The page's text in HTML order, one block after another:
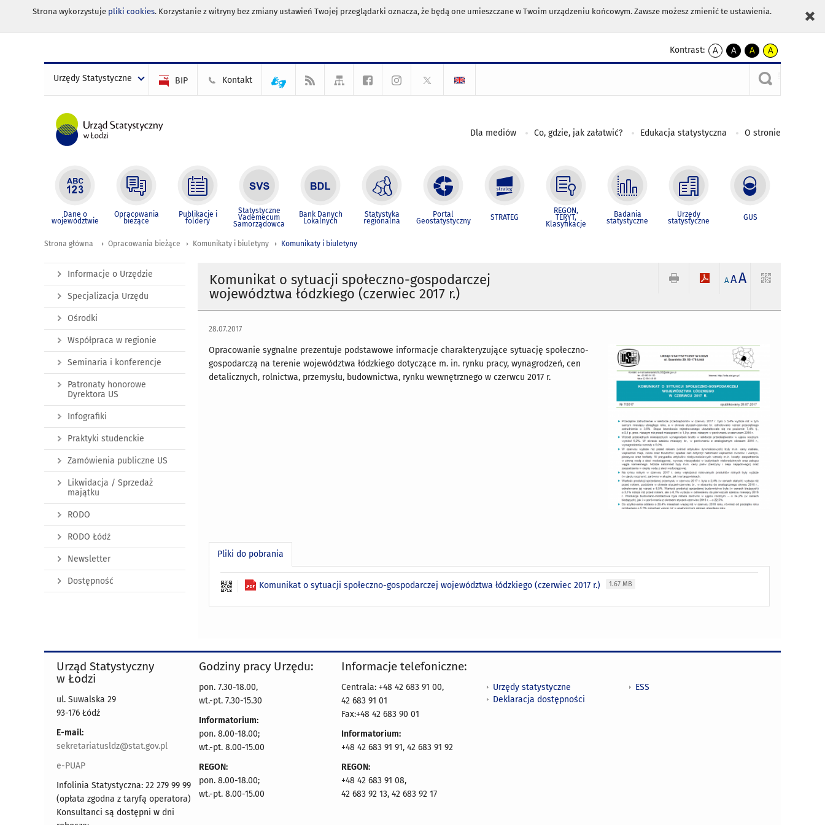
Strona wykorzystuje pliki cookies. Korzystanie z witryny bez zmiany ustawień Twojej przeglądarki oznacza, że będą one umieszczane w Twoim urządzeniu końcowym. Zawsze możesz zmienić te ustawienia.
Kontrast:
A
kontrast
A
kontrast
czarnym
A
kontrast
żółty
tekst
czarnym
A
kontrast
czarny
tekst
żółtym
Urzędy Statystyczne BIP Kontakt
Dla mediów Co, gdzie, jak załatwić? Edukacja statystyczna O stronie
Dane o
województwie
Opracowania
bieżące
Publikacje i
foldery
Statystyczne
Vademecum
Samorządowca
Bank Danych
Lokalnych
Statystyka
regionalna
Portal
Geostatystyczny STRATEG
REGON,
TERYT,
Klasyfikacje
Badania
statystyczne
Urzędy
statystyczne GUS
Strona główna Opracowania bieżące Komunikaty i biuletyny Komunikaty i biuletyny
Komunikat o sytuacji społeczno-gospodarczej
województwa łódzkiego (czerwiec 2017 r.)
A AA
28.07.2017
Opracowanie sygnalne prezentuje podstawowe informacje charakteryzujące sytuację społeczno-
gospodarczą na terenie województwa łódzkiego dotyczące m. in. rynku pracy, wynagrodzeń, cen
detalicznych, rolnictwa, przemysłu, budownictwa, rynku wewnętrznego w czerwcu 2017 r.
Pliki do pobrania
Komunikat o sytuacji społeczno-gospodarczej województwa łódzkiego (czerwiec 2017 r.) 1.67 MB
Informacje o Urzędzie
Specjalizacja Urzędu
Ośrodki
Współpraca w regionie
Seminaria i konferencje
Patronaty honorowe
Dyrektora US
Infografiki
Praktyki studenckie
Zamówienia publiczne US
Likwidacja / Sprzedaż
majątku
RODO
RODO Łódź
Newsletter
Dostępność
Urząd Statystyczny
w Łodzi
ul. Suwalska 29
93-176 Łódź
E-mail:
sekretariatusldz@stat.gov.pl
e-PUAP
Infolinia Statystyczna: 22 279 99 99
(opłata zgodna z taryfą operatora)
Konsultanci są dostępni w dni
Godziny pracy Urzędu:
pon. 7.30-18.00,
wt.-pt. 7.30-15.30
Informatorium:
pon. 8.00-18.00;
wt.-pt. 8.00-15.00
REGON:
pon. 8.00-18.00;
wt.-pt. 8.00-15.00
Informacje telefoniczne:
Centrala: +48 42 683 91 00,
42 683 91 01
Fax:+48 42 683 90 01
Informatorium:
+48 42 683 91 91, 42 683 91 92
REGON:
+48 42 683 91 08,
42 683 92 13, 42 683 92 17
Urzędy statystyczne
Deklaracja dostępności
ESS